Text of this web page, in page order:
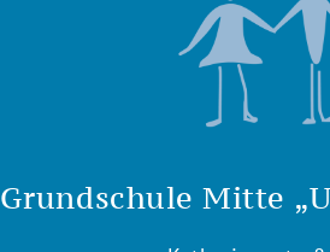
Grundschule Mitte